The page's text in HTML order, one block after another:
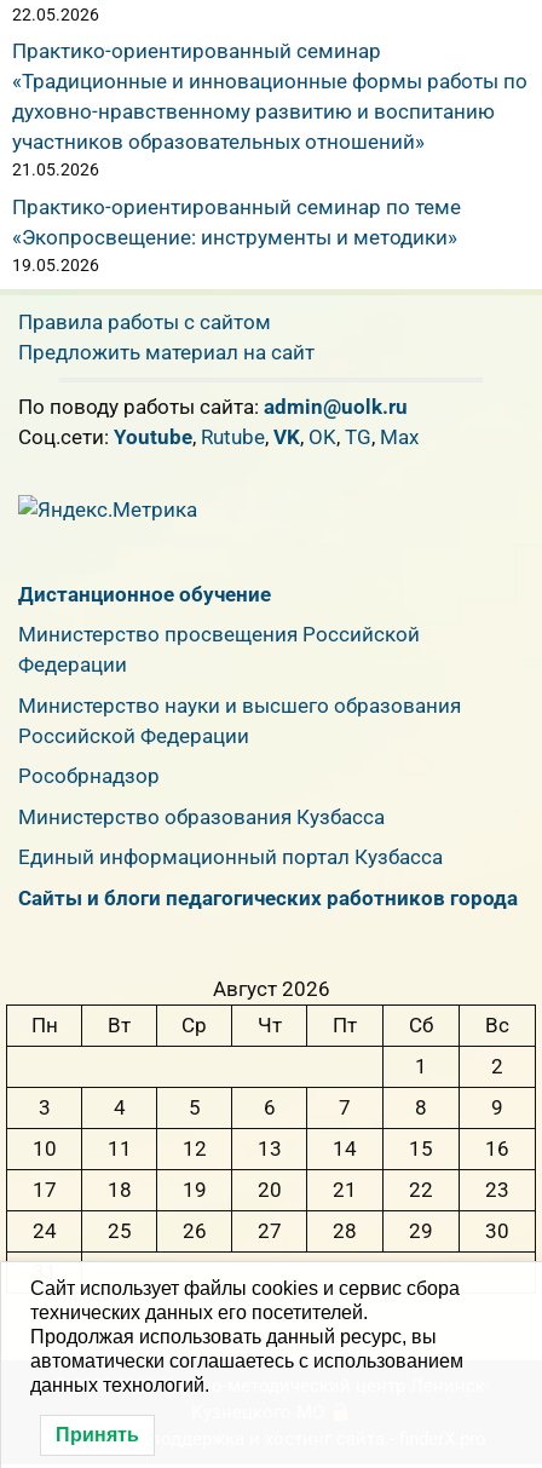
22.05.2026
Практико-ориентированный семинар
«Традиционные и инновационные формы работы по
духовно-нравственному развитию и воспитанию
участников образовательных отношений»
21.05.2026
Практико-ориентированный семинар по теме
«Экопросвещение: инструменты и методики»
19.05.2026
Правила работы с сайтом
Предложить материал на сайт
По поводу работы сайта: admin@uolk.ru
Cоц.сети: Youtube, Rutube, VK, OK, TG, Max
Дистанционное обучение
Министерство просвещения Российской
Федерации
Министерство науки и высшего образования
Российской Федерации
Рособрнадзор
Министерство образования Кузбасса
Единый информационный портал Кузбасса
Сайты и блоги педагогических работников города
Август 2026
Пн
Вт Ср Чт Пт Сб
Вс
1
2
3
4 5 6 7 8
9
10
11 12 13 14 15
16
17
18 19 20 21 22
23
24
25 26 27 28 29
30
« Июн
© 2004-2026 Научно-методический центр Ленинск-
Создание, поддержка и хостинг сайта -
Сайт использует файлы cookies и сервис сбора
технических данных его посетителей.
Продолжая использовать данный ресурс, вы
автоматически соглашаетесь с использованием
данных технологий.
Принять